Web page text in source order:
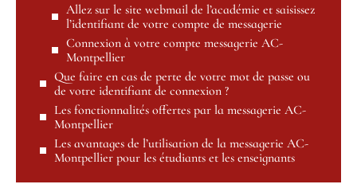
Allez sur le site webmail de l’académie et saisissez
l’identifiant de votre compte de messagerie
Connexion à votre compte messagerie AC-
Montpellier
Que faire en cas de perte de votre mot de passe ou
de votre identifiant de connexion ?
Les fonctionnalités offertes par la messagerie AC-
Montpellier
Les avantages de l’utilisation de la messagerie AC-
Montpellier pour les étudiants et les enseignants